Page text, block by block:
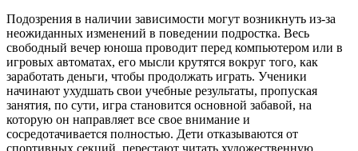
Подозрения в наличии зависимости могут возникнуть из-за
неожиданных изменений в поведении подростка. Весь
свободный вечер юноша проводит перед компьютером или в
игровых автоматах, его мысли крутятся вокруг того, как
заработать деньги, чтобы продолжать играть. Ученики
начинают ухудшать свои учебные результаты, пропуская
занятия, по сути, игра становится основной забавой, на
которую он направляет все свое внимание и
сосредотачивается полностью. Дети отказываются от
спортивных секций, перестают читать художественную